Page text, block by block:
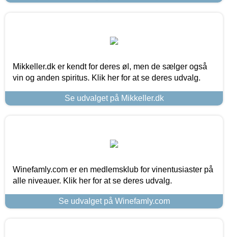
Mikkeller.dk er kendt for deres øl, men de sælger også
vin og anden spiritus. Klik her for at se deres udvalg.
Se udvalget på Mikkeller.dk
Winefamly.com er en medlemsklub for vinentusiaster på
alle niveauer. Klik her for at se deres udvalg.
Se udvalget på Winefamly.com